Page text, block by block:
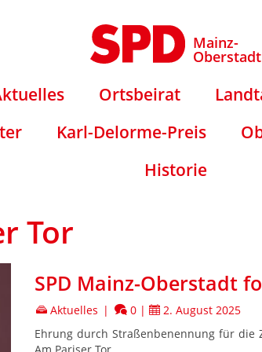
Mainz-
Oberstadt
Ortsbeirat
Karl-Delorme-Preis
Historie
Tor
SPD Mainz-Oberstadt
Aktuelles | 0 |
2. August 2025
Ehrung durch Straßenbenennung für